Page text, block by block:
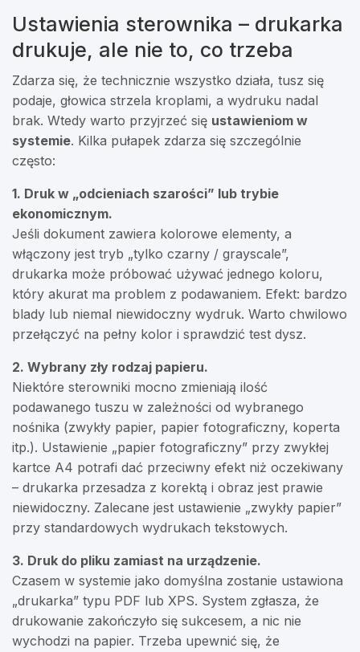
Ustawienia sterownika – drukarka
drukuje, ale nie to, co trzeba
Zdarza się, że technicznie wszystko działa, tusz się
podaje, głowica strzela kroplami, a wydruku nadal
brak. Wtedy warto przyjrzeć się ustawieniom w
systemie. Kilka pułapek zdarza się szczególnie
często:
1. Druk w „odcieniach szarości” lub trybie
ekonomicznym.
Jeśli dokument zawiera kolorowe elementy, a
włączony jest tryb „tylko czarny / grayscale”,
drukarka może próbować używać jednego koloru,
który akurat ma problem z podawaniem. Efekt: bardzo
blady lub niemal niewidoczny wydruk. Warto chwilowo
przełączyć na pełny kolor i sprawdzić test dysz.
2. Wybrany zły rodzaj papieru.
Niektóre sterowniki mocno zmieniają ilość
podawanego tuszu w zależności od wybranego
nośnika (zwykły papier, papier fotograficzny, koperta
itp.). Ustawienie „papier fotograficzny” przy zwykłej
kartce A4 potrafi dać przeciwny efekt niż oczekiwany
– drukarka przesadza z korektą i obraz jest prawie
niewidoczny. Zalecane jest ustawienie „zwykły papier”
przy standardowych wydrukach tekstowych.
3. Druk do pliku zamiast na urządzenie.
Czasem w systemie jako domyślna zostanie ustawiona
„drukarka” typu PDF lub XPS. System zgłasza, że
drukowanie zakończyło się sukcesem, a nic nie
wychodzi na papier. Trzeba upewnić się, że